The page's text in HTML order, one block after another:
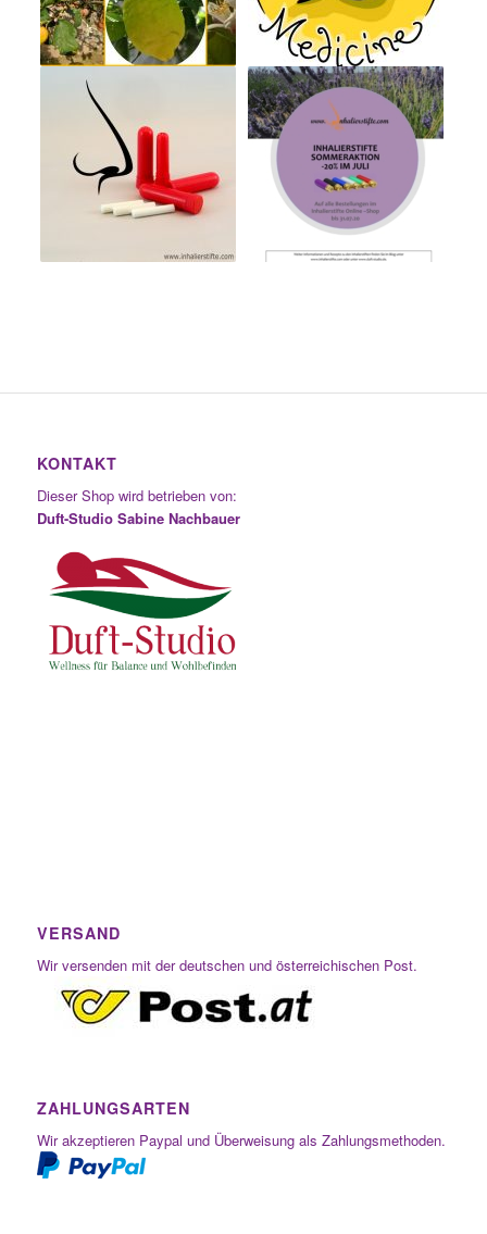
KONTAKT
Dieser Shop wird betrieben von:
Duft-Studio Sabine Nachbauer
VERSAND
Wir versenden mit der deutschen und österreichischen Post.
ZAHLUNGSARTEN
Wir akzeptieren Paypal und Überweisung als Zahlungsmethoden.